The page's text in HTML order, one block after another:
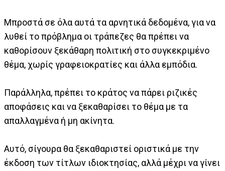
Μπροστά σε όλα αυτά τα αρνητικά δεδομένα, για να
λυθεί το πρόβλημα οι τράπεζες θα πρέπει να
καθορίσουν ξεκάθαρη πολιτική στο συγκεκριμένο
θέμα, χωρίς γραφειοκρατίες και άλλα εμπόδια.
Παράλληλα, πρέπει το κράτος να πάρει ριζικές
αποφάσεις και να ξεκαθαρίσει το θέμα με τα
απαλλαγμένα ή μη ακίνητα.
Αυτό, σίγουρα θα ξεκαθαριστεί οριστικά με την
έκδοση των τίτλων ιδιοκτησίας, αλλά μέχρι να γίνει